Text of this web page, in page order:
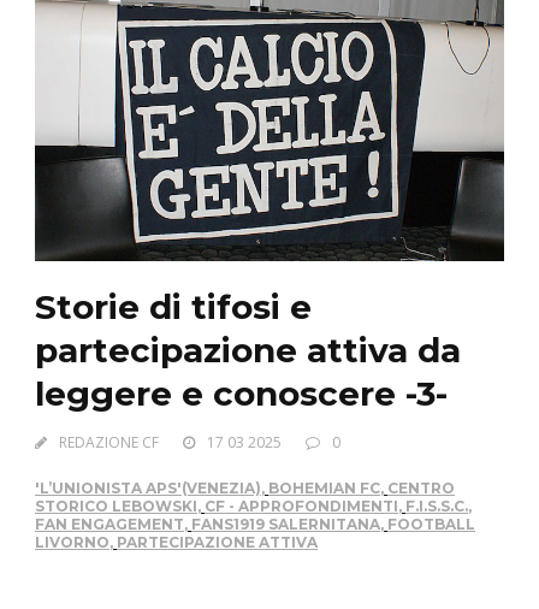
Storie di tifosi e
partecipazione attiva da
leggere e conoscere -3-
REDAZIONE CF 17 03 2025 0
'L’UNIONISTA APS'(VENEZIA), BOHEMIAN FC, CENTRO
STORICO LEBOWSKI, CF - APPROFONDIMENTI, F.I.S.S.C.,
FAN ENGAGEMENT, FANS1919 SALERNITANA, FOOTBALL
LIVORNO, PARTECIPAZIONE ATTIVA